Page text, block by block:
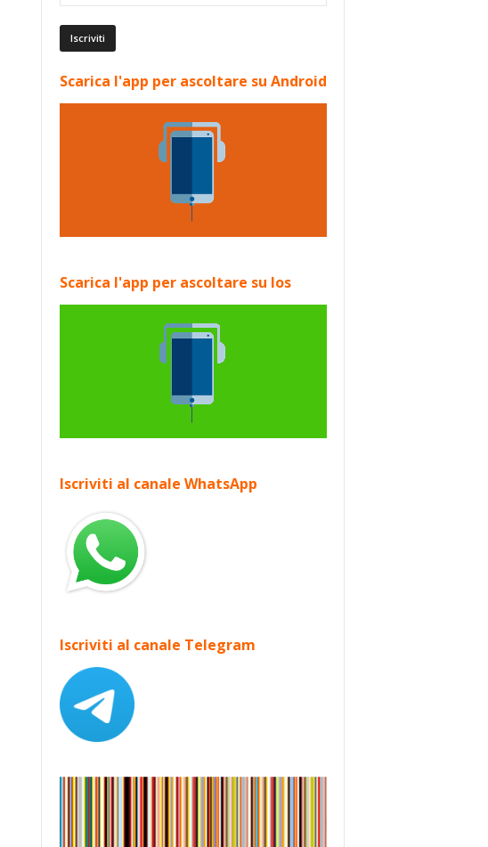
Scarica l'app per ascoltare su Android
Scarica l'app per ascoltare su Ios
Iscriviti al canale WhatsApp
Iscriviti al canale Telegram